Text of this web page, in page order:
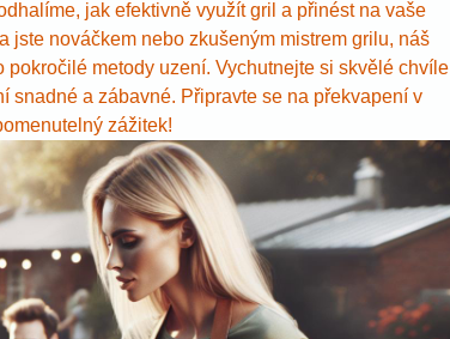
jak efektivně využít gril a přinést na vaše
jste nováčkem nebo zkušeným mistrem grilu, náš
metody uzení. Vychutnejte si skvělé chvíle
snadné a zábavné. Připravte se na překvapení v
zážitek!